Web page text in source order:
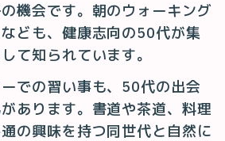
機会です。朝のウォーキング
ども、健康志向の50代が集
て知られています。
での習い事も、50代の出会
あります。書道や茶道、料理
の興味を持つ同世代と自然に